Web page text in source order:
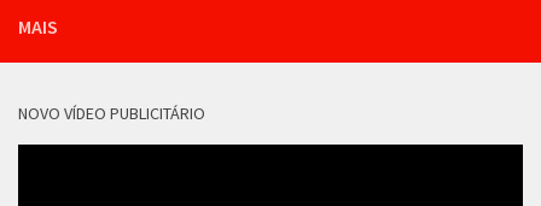
MAIS
NOVO VÍDEO PUBLICITÁRIO